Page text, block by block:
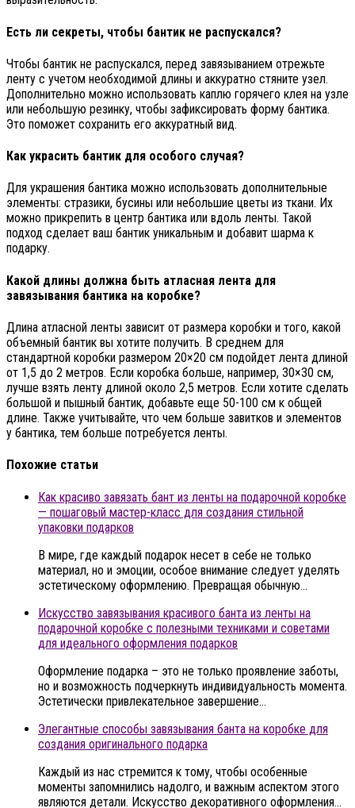
Есть ли секреты, чтобы бантик не распускался?
Чтобы бантик не распускался, перед завязыванием отрежьте
ленту с учетом необходимой длины и аккуратно стяните узел.
Дополнительно можно использовать каплю горячего клея на узле
или небольшую резинку, чтобы зафиксировать форму бантика.
Это поможет сохранить его аккуратный вид.
Как украсить бантик для особого случая?
Для украшения бантика можно использовать дополнительные
элементы: стразики, бусины или небольшие цветы из ткани. Их
можно прикрепить в центр бантика или вдоль ленты. Такой
подход сделает ваш бантик уникальным и добавит шарма к
подарку.
Какой длины должна быть атласная лента для
завязывания бантика на коробке?
Длина атласной ленты зависит от размера коробки и того, какой
объемный бантик вы хотите получить. В среднем для
стандартной коробки размером 20×20 см подойдет лента длиной
от 1,5 до 2 метров. Если коробка больше, например, 30×30 см,
лучше взять ленту длиной около 2,5 метров. Если хотите сделать
большой и пышный бантик, добавьте еще 50-100 см к общей
длине. Также учитывайте, что чем больше завитков и элементов
у бантика, тем больше потребуется ленты.
Похожие статьи
Как красиво завязать бант из ленты на подарочной коробке
— пошаговый мастер-класс для создания стильной
упаковки подарков
В мире, где каждый подарок несет в себе не только
материал, но и эмоции, особое внимание следует уделять
эстетическому оформлению. Превращая обычную…
Искусство завязывания красивого банта из ленты на
подарочной коробке с полезными техниками и советами
для идеального оформления подарков
Оформление подарка – это не только проявление заботы,
но и возможность подчеркнуть индивидуальность момента.
Эстетически привлекательное завершение…
Элегантные способы завязывания банта на коробке для
создания оригинального подарка
Каждый из нас стремится к тому, чтобы особенные
моменты запомнились надолго, и важным аспектом этого
являются детали. Искусство декоративного оформления…